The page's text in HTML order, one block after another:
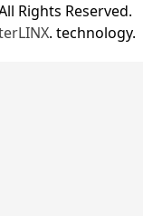
Rights Reserved.
. technology.